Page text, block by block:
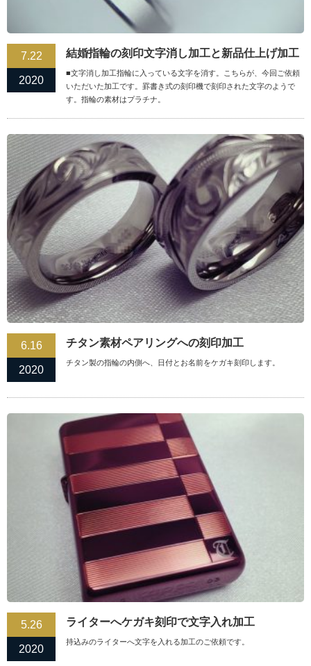
7.22
2020
結婚指輪の刻印文字消し加工と新品仕上げ加工
■文字消し加工指輪に入っている文字を消す。こちらが、今回ご依頼
いただいた加工です。罫書き式の刻印機で刻印された文字のようで
す。指輪の素材はプラチナ。
6.16
2020
チタン素材ペアリングへの刻印加工
チタン製の指輪の内側へ、日付とお名前をケガキ刻印します。
5.26
2020
ライターへケガキ刻印で文字入れ加工
持込みのライターへ文字を入れる加工のご依頼です。